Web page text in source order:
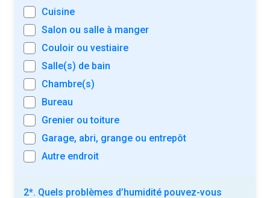
Cuisine
Salon ou salle à manger
Couloir ou vestiaire
Salle(s) de bain
Chambre(s)
Bureau
Grenier ou toiture
Garage, abri, grange ou entrepôt
Autre endroit
2*. Quels problèmes d’humidité pouvez-vous